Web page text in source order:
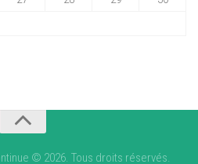
© 2026. Tous droits réservés.